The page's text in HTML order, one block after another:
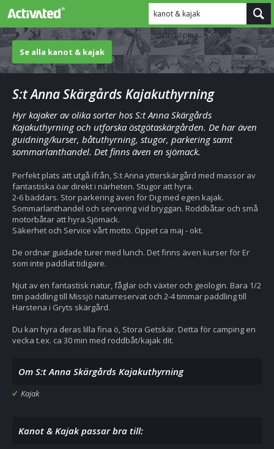
kanot & kajak
söderköping
Se alla kanot & kajak
S:t Anna Skärgårds Kajakuthyrning
Hyr kajaker av olika sorter hos S:t Anna Skärgårds
Kajakuthyrning och utforska östgötaskärgården. De har även
guidning/kurser, båtuthyrning, stugor, parkering samt
sommarlanthandel. Det finns även en sjömack.
Perfekt plats att utgå ifrån, S:t Anna ytterskärgård med massor av
fantastiska öar direkt i närheten. Stugor att hyra.
2-6 bäddars. Stor parkering även för Dig med egen kajak.
Sommarlanthandel och servering vid bryggan. Roddbåtar och små
motorbåtar att hyra.Sjömack.
Säkerhet och Service vårt motto. Öppet ca maj - okt.
De ordnar guidade turer med lunch. Det finns även kurser för Er
som inte paddlat tidigare.
Njut av en fantastisk natur, fåglar och växter och geologin. Bara 1/2
tim paddling till Missjö naturreservat och 2-4 timmar paddling till
Harstena i Gryts skärgård.
Du kan hyra deras lilla fina ö, Stora Getskär. Detta för camping en
vecka t.ex. ca 30 min med roddbåt/kajak dit.
Om S:t Anna Skärgårds Kajakuthyrning
Kajak
Kanot & Kajak passar bra till: